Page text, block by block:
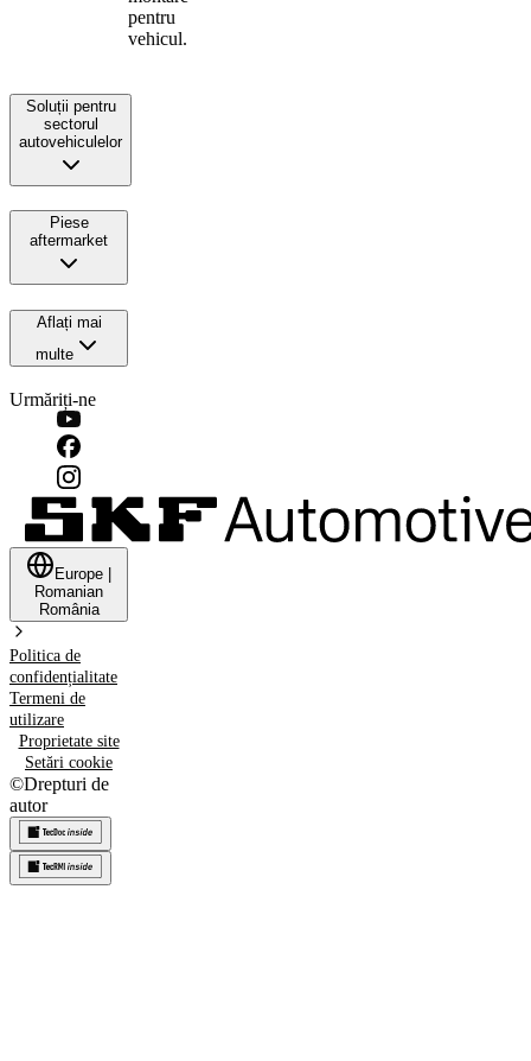
pentru
vehicul.
Soluții pentru
sectorul
autovehiculelor
Piese
aftermarket
Aflați mai
multe
Urmăriți-ne
Europe
Romanian
România
Politica de
confidențialitate
Termeni de
utilizare
Proprietate site
Setări cookie
©Drepturi de
autor